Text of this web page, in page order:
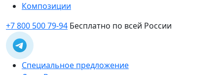
Композиции
+7 800 500 79-94 Бесплатно по всей России
Специальное предложение